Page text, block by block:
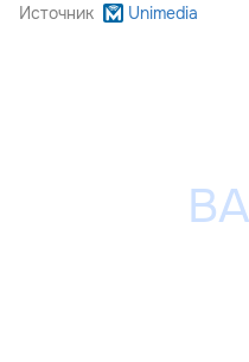
Источник Unimedia